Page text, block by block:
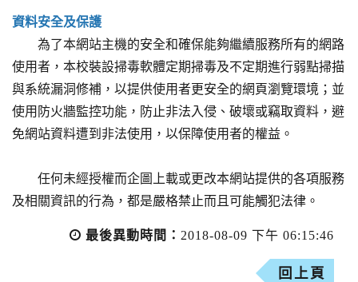
資料安全及保護
為了本網站主機的安全和確保能夠繼續服務所有的網路
使用者，本校裝設掃毒軟體定期掃毒及不定期進行弱點掃描
與系統漏洞修補，以提供使用者更安全的網頁瀏覽環境；並
使用防火牆監控功能，防止非法入侵、破壞或竊取資料，避
免網站資料遭到非法使用，以保障使用者的權益。
任何未經授權而企圖上載或更改本網站提供的各項服務
及相關資訊的行為，都是嚴格禁止而且可能觸犯法律。
最後異動時間： 2018-08-09 下午 06:15:46
回上頁